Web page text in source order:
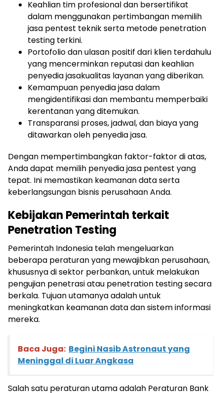
Keahlian tim profesional dan bersertifikat
dalam menggunakan pertimbangan memilih
jasa pentest teknik serta metode penetration
testing terkini.
Portofolio dan ulasan positif dari klien terdahulu
yang mencerminkan reputasi dan keahlian
penyedia jasakualitas layanan yang diberikan.
Kemampuan penyedia jasa dalam
mengidentifikasi dan membantu memperbaiki
kerentanan yang ditemukan.
Transparansi proses, jadwal, dan biaya yang
ditawarkan oleh penyedia jasa.
Dengan mempertimbangkan faktor-faktor di atas,
Anda dapat memilih penyedia jasa pentest yang
tepat. Ini memastikan keamanan data serta
keberlangsungan bisnis perusahaan Anda.
Kebijakan Pemerintah terkait
Penetration Testing
Pemerintah Indonesia telah mengeluarkan
beberapa peraturan yang mewajibkan perusahaan,
khususnya di sektor perbankan, untuk melakukan
pengujian penetrasi atau penetration testing secara
berkala. Tujuan utamanya adalah untuk
meningkatkan keamanan data dan sistem informasi
mereka.
Baca Juga: Begini Nasib Astronaut yang
Meninggal di Luar Angkasa
Salah satu peraturan utama adalah Peraturan Bank